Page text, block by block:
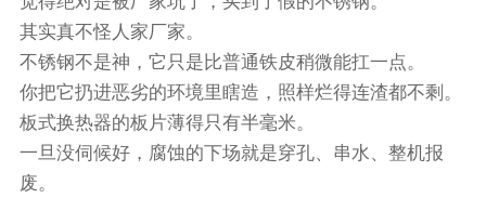
其实真不怪人家厂家。
不锈钢不是神，它只是比普通铁皮稍微能扛一点。
你把它扔进恶劣的环境里瞎造，照样烂得连渣都不剩。
板式换热器的板片薄得只有半毫米。
一旦没伺候好，腐蚀的下场就是穿孔、串水、整机报
废。